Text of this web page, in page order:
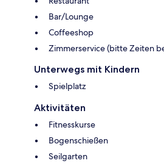
Bar/Lounge
Coffeeshop
Zimmerservice (bitte Zeiten
Unterwegs mit Kindern
Spielplatz
Aktivitäten
Fitnesskurse
Bogenschießen
Seilgarten